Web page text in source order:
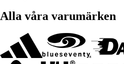
Alla våra varumärken